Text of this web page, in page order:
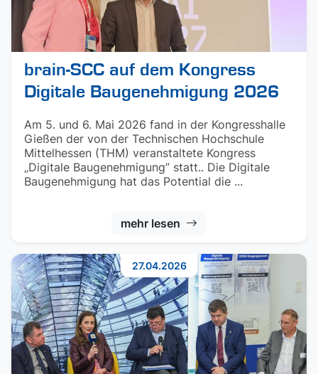
brain-SCC auf dem Kongress
Digitale Baugenehmigung 2026
Am 5. und 6. Mai 2026 fand in der Kongresshalle
Gießen der von der Technischen Hochschule
Mittelhessen (THM) veranstaltete Kongress
„Digitale Baugenehmigung” statt.. Die Digitale
Baugenehmigung hat das Potential die ...
mehr lesen
27.04.2026